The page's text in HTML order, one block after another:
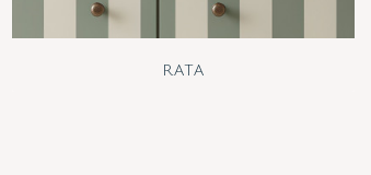
RATA